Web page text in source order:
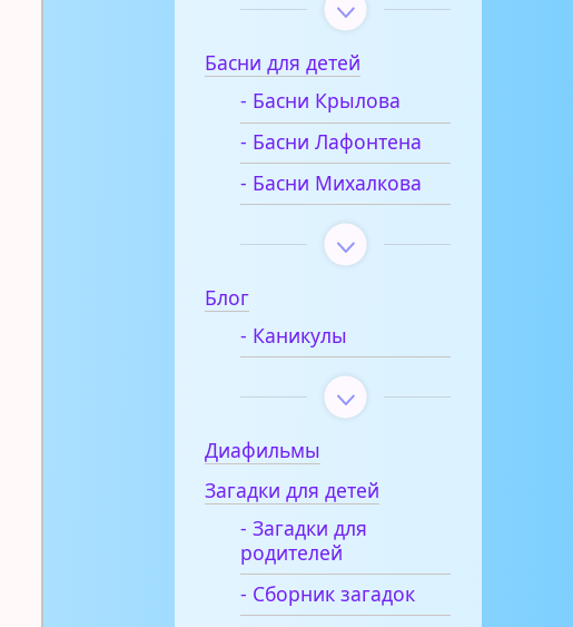
Басни для детей
- Басни Крылова
- Басни Лафонтена
- Басни Михалкова
Блог
- Каникулы
Диафильмы
Загадки для детей
- Загадки для
родителей
- Сборник загадок